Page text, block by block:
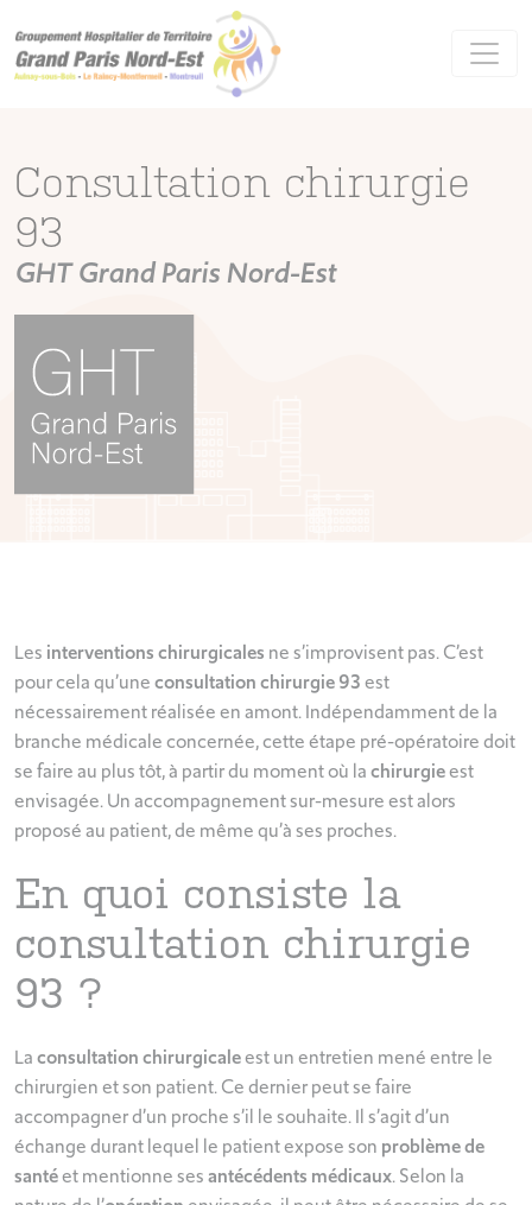
Consultation chirurgie
93
GHT Grand Paris Nord-Est
Les interventions chirurgicales ne s’improvisent pas. C’est
pour cela qu’uneconsultation chirurgie 93est
nécessairement réalisée en amont. Indépendamment de la
branche médicale concernée, cette étape pré-opératoire doit
se faire au plus tôt, à partir du moment où lachirurgieest
envisagée. Un accompagnement sur-mesure est alors
proposé au patient, de même qu’à ses proches.
En quoi consiste la
consultation chirurgie
93 ?
Laconsultation chirurgicaleest un entretien mené entre le
chirurgien et son patient. Ce dernier peut se faire
accompagner d’un proche s’il le souhaite. Il s’agit d’un
échange durant lequel le patient expose son problème de
santéet mentionne sesantécédents médicaux. Selon la
Panneau de gestion des cookies